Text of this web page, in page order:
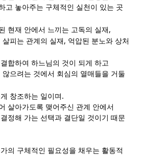
고 놓아주는 구체적인 실천이 있는 곳
현재 안에서 느끼는 고독의 실재 ,
피는 관계의 실재 , 억압된 분노와 상처
합하여 하느님의 것이 되게 하고
으려는 것에서 회심의 열매들을 거둘
창조하는 일이며 .
살아가도록 맺어주신 관계 안에서
정해 가는 선택과 결단일 것이기 때문
의 구체적인 필요성을 채우는 활동적